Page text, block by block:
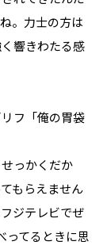
。力士の方は
響きわたる感
リフ「俺の胃袋
っかくだか
もらえません
ジテレビでぜ
ってるときに思